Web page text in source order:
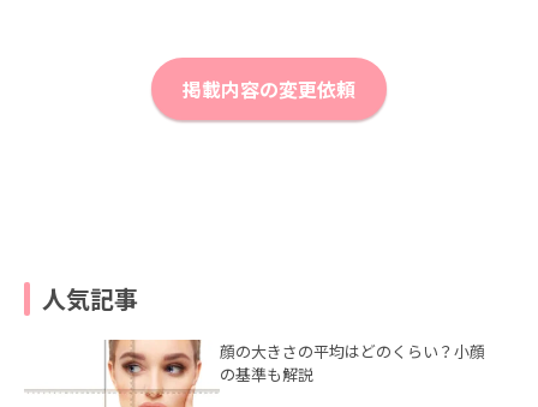
掲載内容の変更依頼
人気記事
顔の大きさの平均はどのくらい？小顔
の基準も解説